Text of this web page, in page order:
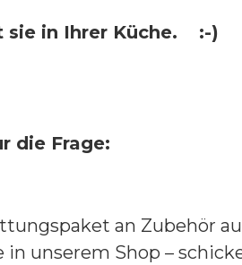
in Ihrer Küche. :-)
die Frage:
an Zubehör
in unserem Shop –